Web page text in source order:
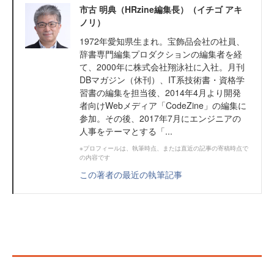
市古 明典（HRzine編集長）（イチゴ アキ
ノリ）
1972年愛知県生まれ。宝飾品会社の社員、
辞書専門編集プロダクションの編集者を経
て、2000年に株式会社翔泳社に入社。月刊
DBマガジン（休刊）、IT系技術書・資格学
習書の編集を担当後、2014年4月より開発
者向けWebメディア「CodeZine」の編集に
参加。その後、2017年7月にエンジニアの
人事をテーマとする「...
※プロフィールは、執筆時点、または直近の記事の寄稿時点で
の内容です
この著者の最近の執筆記事